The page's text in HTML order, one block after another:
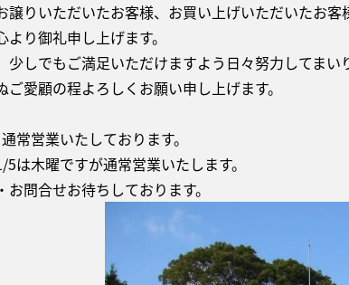
譲りいただいたお客様、お買い上げいただいたお
より御礼申し上げます。
少しでもご満足いただけますよう日々努力してまい
ご愛顧の程よろしくお願い申し上げます。
常営業いたしております。
5は木曜ですが通常営業いたします。
お問合せお待ちしております。